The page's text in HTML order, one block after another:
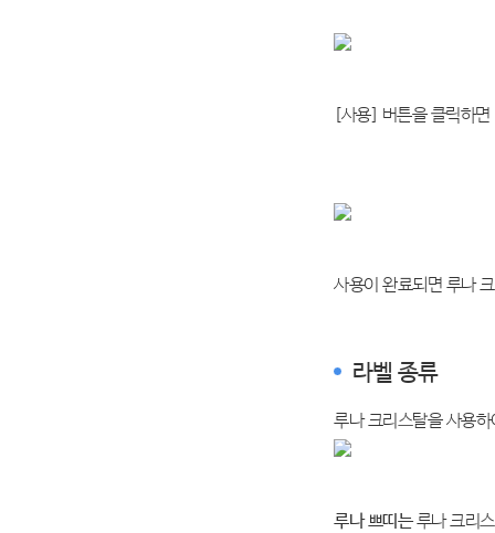
[사용] 버튼을 클릭하
사용이 완료되면 루나
라벨 종류
루나 크리스탈을 사용
루나 쁘띠는루나 크리